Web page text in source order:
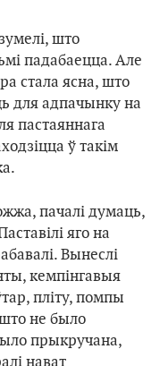
што
падабаецца. Але
стала ясна, што
для адпачынку на
пастаяннага
ў такім
пачалі думаць,
яго на
Вынеслі
кемпінгавыя
пліту, помпы
не было
прыкручана,
нават